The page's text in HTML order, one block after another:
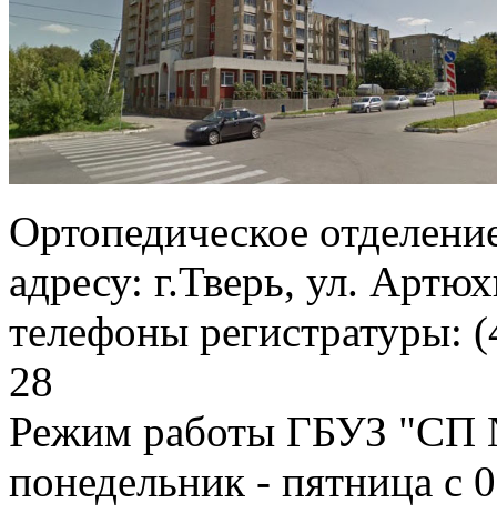
Ортопедическое
адресу: г.Тверь, ул.
телефоны регистратуры:
28
Режим работы ГБУЗ
понедельник - пятница с